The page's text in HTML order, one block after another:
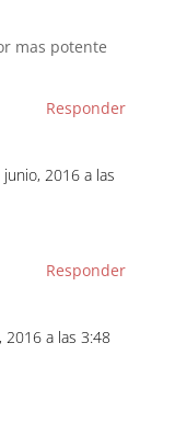
mas potente
Responder
2016 a las
Responder
2016 a las 3:48